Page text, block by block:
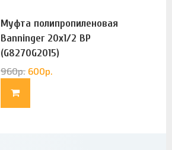
Муфта полипропиленовая
Banninger 20х1/2 ВР
(G8270G2015)
960р. 600р.